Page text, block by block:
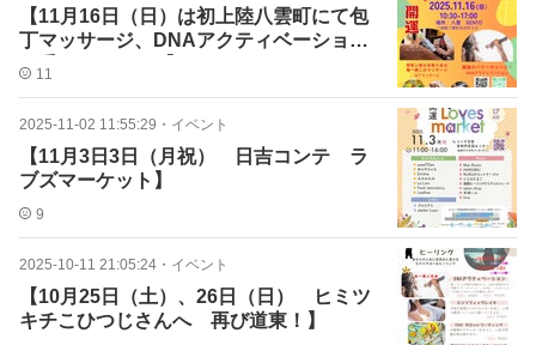
【11月16日（日）は初上陸八雲町にて包
丁マッサージ、DNAアクティベーション
が受けられる！d】
11
2025-11-02 11:55:29 ・ イベント
【11月3日3日（月祝） 日吉コンテ ラ
ブズマーケット】
9
2025-10-11 21:05:24 ・ イベント
【10月25日（土）、26日（日） ヒミツ
キチこひつじさんへ 再び道東！】